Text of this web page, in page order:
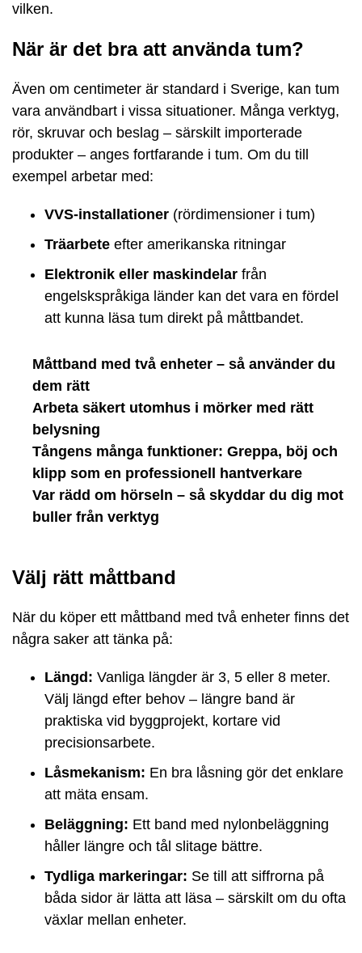
vilken.
När är det bra att använda tum?
Även om centimeter är standard i Sverige, kan tum
vara användbart i vissa situationer. Många verktyg,
rör, skruvar och beslag – särskilt importerade
produkter – anges fortfarande i tum. Om du till
exempel arbetar med:
VVS-installationer (rördimensioner i tum)
Träarbete efter amerikanska ritningar
Elektronik eller maskindelar från
engelskspråkiga länder kan det vara en fördel
att kunna läsa tum direkt på måttbandet.
Måttband med två enheter – så använder du
dem rätt
Arbeta säkert utomhus i mörker med rätt
belysning
Tångens många funktioner: Greppa, böj och
klipp som en professionell hantverkare
Var rädd om hörseln – så skyddar du dig mot
buller från verktyg
Välj rätt måttband
När du köper ett måttband med två enheter finns det
några saker att tänka på:
Längd: Vanliga längder är 3, 5 eller 8 meter.
Välj längd efter behov – längre band är
praktiska vid byggprojekt, kortare vid
precisionsarbete.
Låsmekanism: En bra låsning gör det enklare
att mäta ensam.
Beläggning: Ett band med nylonbeläggning
håller längre och tål slitage bättre.
Tydliga markeringar: Se till att siffrorna på
båda sidor är lätta att läsa – särskilt om du ofta
växlar mellan enheter.